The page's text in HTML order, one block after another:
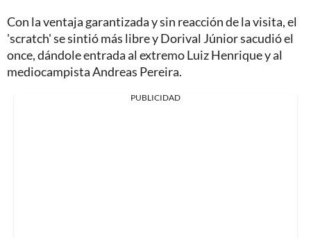
Con la ventaja garantizada y sin reacción de la visita, el
'scratch' se sintió más libre y Dorival Júnior sacudió el
once, dándole entrada al extremo Luiz Henrique y al
mediocampista Andreas Pereira.
PUBLICIDAD